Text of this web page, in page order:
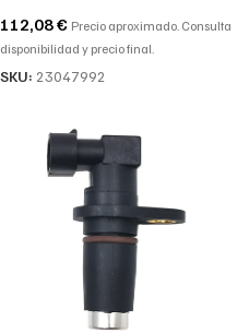
112,08€ Precio aproximado. Consulta
disponibilidad y precio final.
SKU: 23047992